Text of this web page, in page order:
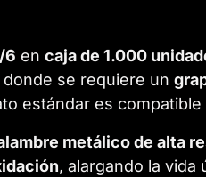
6 en caja de 1.000
se requiere un
estándar es
metálico de alta
, alargando la